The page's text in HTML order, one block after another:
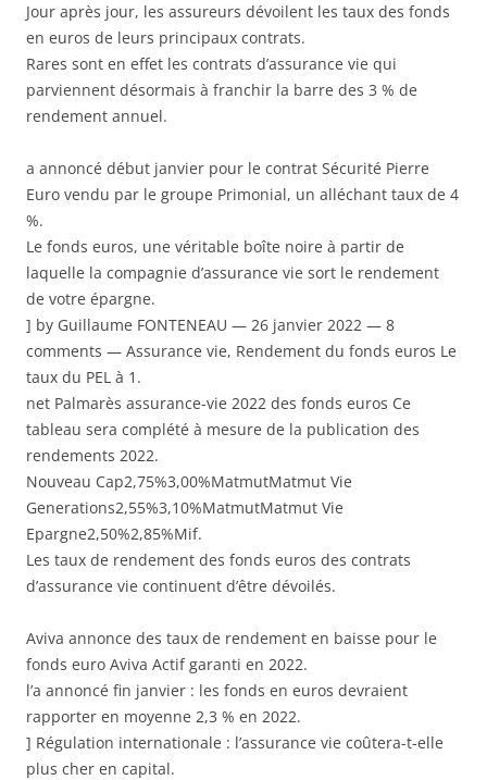
Jour après jour, les assureurs dévoilent les taux des fonds
en euros de leurs principaux contrats.
Rares sont en effet les contrats d’assurance vie qui
parviennent désormais à franchir la barre des 3 % de
rendement annuel.
a annoncé début janvier pour le contrat Sécurité Pierre
Euro vendu par le groupe Primonial, un alléchant taux de 4
%.
Le fonds euros, une véritable boîte noire à partir de
laquelle la compagnie d’assurance vie sort le rendement
de votre épargne.
] by Guillaume FONTENEAU — 26 janvier 2022 — 8
comments — Assurance vie, Rendement du fonds euros Le
taux du PEL à 1.
net Palmarès assurance-vie 2022 des fonds euros Ce
tableau sera complété à mesure de la publication des
rendements 2022.
Nouveau Cap2,75%3,00%MatmutMatmut Vie
Generations2,55%3,10%MatmutMatmut Vie
Epargne2,50%2,85%Mif.
Les taux de rendement des fonds euros des contrats
d’assurance vie continuent d’être dévoilés.
Aviva annonce des taux de rendement en baisse pour le
fonds euro Aviva Actif garanti en 2022.
l’a annoncé fin janvier : les fonds en euros devraient
rapporter en moyenne 2,3 % en 2022.
] Régulation internationale : l’assurance vie coûtera-t-elle
plus cher en capital.